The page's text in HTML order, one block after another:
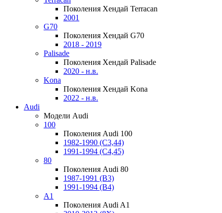
Поколения Хендай Terracan
2001
G70
Поколения Хендай G70
2018 - 2019
Palisade
Поколения Хендай Palisade
2020 - н.в.
Kona
Поколения Хендай Kona
2022 - н.в.
Audi
Модели Audi
100
Поколения Audi 100
1982-1990 (С3,44)
1991-1994 (С4,45)
80
Поколения Audi 80
1987-1991 (B3)
1991-1994 (B4)
A1
Поколения Audi A1